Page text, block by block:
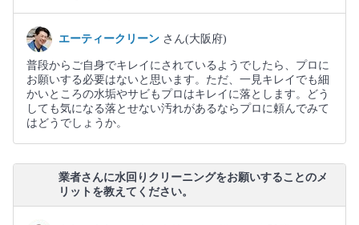
エーティークリーン さん(大阪府)
普段からご自身でキレイにされているようでしたら、プロに
お願いする必要はないと思います。ただ、一見キレイでも細
かいところの水垢やサビもプロはキレイに落とします。どう
しても気になる落とせない汚れがあるならプロに頼んでみて
はどうでしょうか。
業者さんに水回りクリーニングをお願いすることのメ
リットを教えてください。